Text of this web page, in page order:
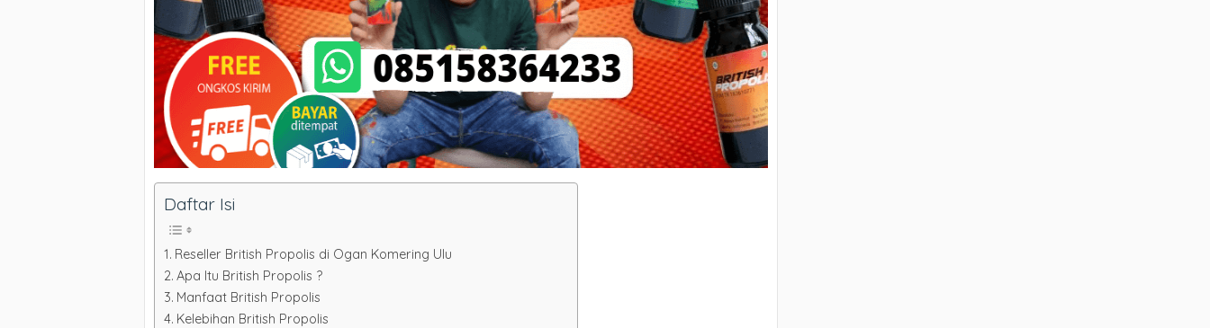
Daftar Isi
Reseller British Propolis di Ogan Komering Ulu
Apa Itu British Propolis ?
Manfaat British Propolis
Kelebihan British Propolis